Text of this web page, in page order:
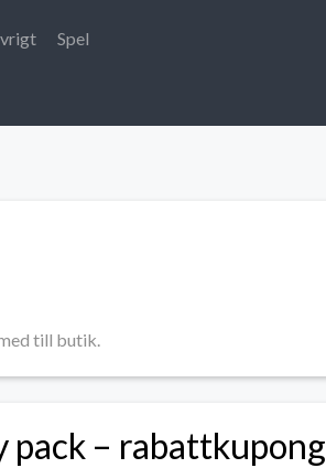
Spel
till butik.
– rabattkupong